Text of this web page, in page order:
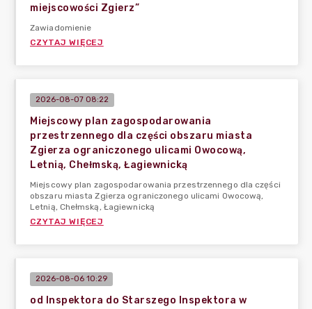
miejscowości Zgierz”
Zawiadomienie
CZYTAJ WIĘCEJ
2026-08-07 08:22
Miejscowy plan zagospodarowania
przestrzennego dla części obszaru miasta
Zgierza ograniczonego ulicami Owocową,
Letnią, Chełmską, Łagiewnicką
Miejscowy plan zagospodarowania przestrzennego dla części
obszaru miasta Zgierza ograniczonego ulicami Owocową,
Letnią, Chełmską, Łagiewnicką
CZYTAJ WIĘCEJ
2026-08-06 10:29
od Inspektora do Starszego Inspektora w